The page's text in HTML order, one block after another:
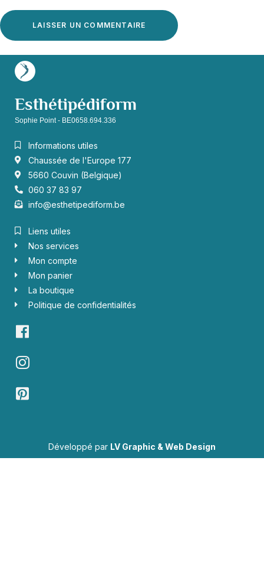
Esthétipédiform
Sophie Point - BE0658.694.336
Informations utiles
Chaussée de l'Europe 177
5660 Couvin (Belgique)
060 37 83 97
info@esthetipediform.be
Liens utiles
Nos services
Mon compte
Mon panier
La boutique
Politique de confidentialités
Développé par LV Graphic & Web Design